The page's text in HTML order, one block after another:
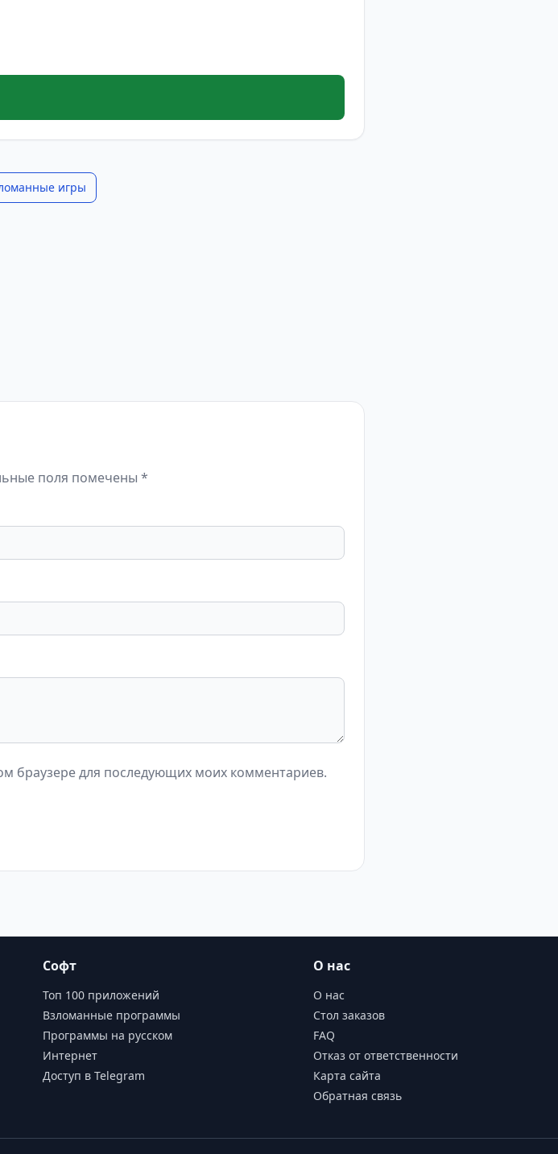
игры
поля помечены *
браузере для последующих моих комментариев.
Софт
Топ 100 приложений
Взломанные программы
Программы на русском
Интернет
Доступ в Telegram
О нас
О нас
Стол заказов
FAQ
Отказ от ответственности
Карта сайта
Обратная связь